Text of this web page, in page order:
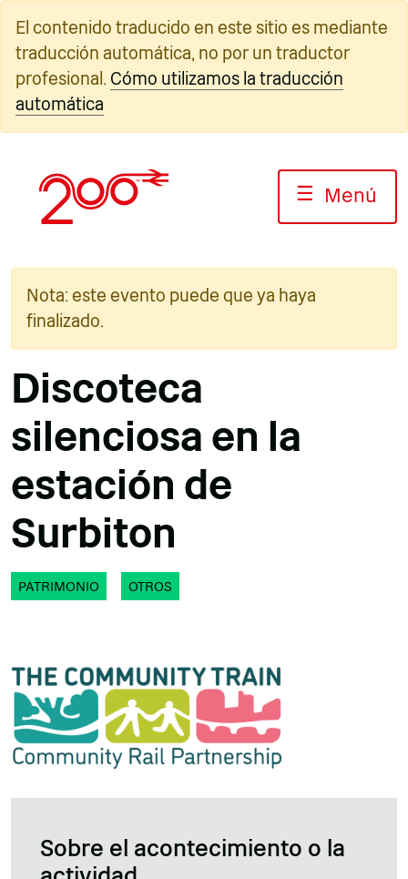
contenido
El contenido traducido en este sitio es mediante
traducción automática, no por un traductor
profesional. Cómo utilizamos la traducción
automática
☰ Menú
Nota: este evento puede que ya haya
finalizado.
Discoteca
silenciosa en la
estación de
Surbiton
PATRIMONIO OTROS
Sobre el acontecimiento o la